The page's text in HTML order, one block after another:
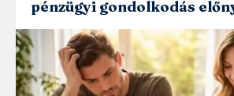
pénzügyi gondolkodás